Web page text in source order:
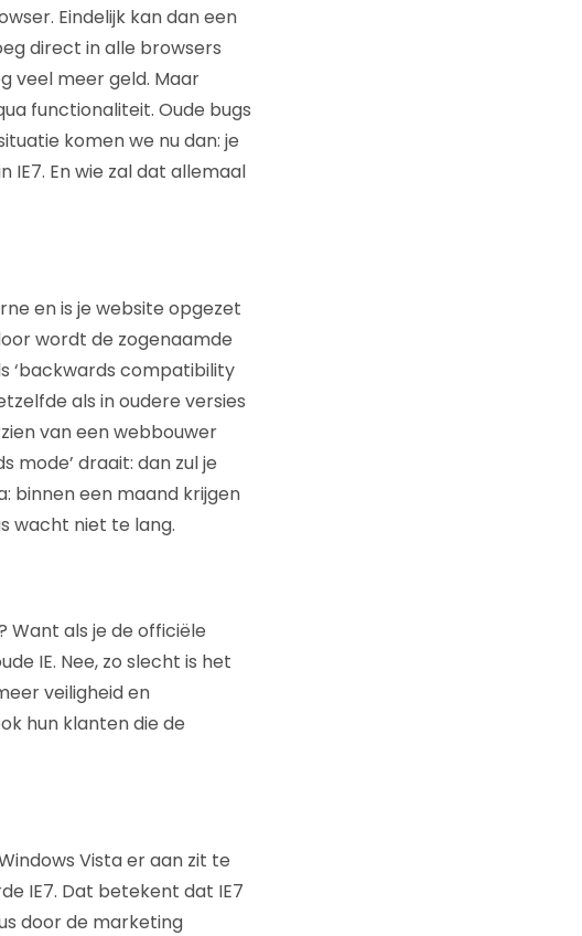
Eindelijk kan dan een
direct in alle browsers
veel meer geld. Maar
functionaliteit. Oude bugs
komen we nu dan: je
IE7. En wie zal dat allemaal
en is je website opgezet
wordt de zogenaamde
‘backwards compatibility
als in oudere versies
van een webbouwer
mode’ draait: dan zul je
binnen een maand krijgen
wacht niet te lang.
Want als je de officiële
IE. Nee, zo slecht is het
veiligheid en
hun klanten die de
Vista er aan zit te
IE7. Dat betekent dat IE7
door de marketing